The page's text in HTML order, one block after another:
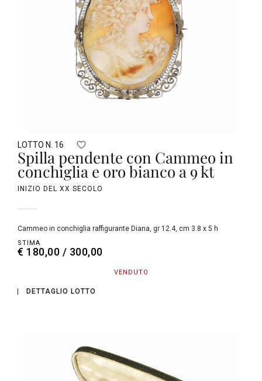
LOTTO N. 16
Spilla pendente con Cammeo in
conchiglia e oro bianco a 9 kt
INIZIO DEL XX SECOLO
Cammeo in conchiglia raffigurante Diana, gr 12.4, cm 3.8 x 5 h
STIMA
€ 180,00 / 300,00
VENDUTO
DETTAGLIO LOTTO